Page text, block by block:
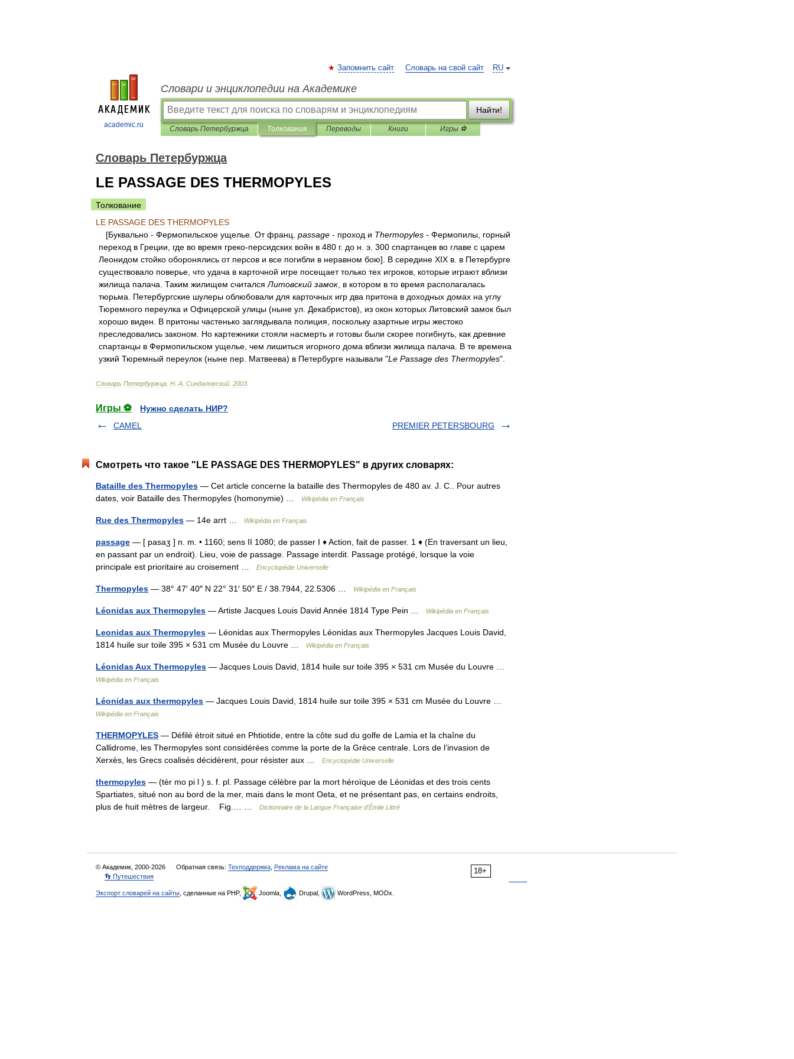
academic.ru
RU
Запомнить сайт Словарь на свой сайт
Словари и энциклопедии на Академике
Найти!
Словарь Петербуржца Толкования Переводы Книги Игры ⚽
Словарь Петербуржца
LE PASSAGE DES THERMOPYLES
Толкование
LE PASSAGE DES THERMOPYLES
[Буквально - Фермопильское ущелье От франц passage - проход и Thermopyles - Фермопилы горный
переход в Греции где во время греко-персидских войн в 480 г. до н э 300 спартанцев во главе с царем
Леонидом стойко оборонялись от персов и все погибли в неравном бою]. В середине XIX в в Петербурге
существовало поверье что удача в карточной игре посещает только тех игроков которые играют вблизи
жилища палача Таким жилищем считался Литовский замок в котором в то время располагалась
тюрьма
Петербургские шулеры облюбовали для карточных игр два притона в доходных домах на углу
Тюремного переулка и Офицерской улицы (ныне ул Декабристов), из окон которых Литовский замок был
хорошо виден В притоны частенько заглядывала полиция поскольку азартные игры жестоко
преследовались законом Но картежники стояли насмерть и готовы были скорее погибнуть как древние
спартанцы в Фермопильском ущелье чем лишиться игорного дома вблизи жилища палача В те времена
узкий Тюремный переулок (ныне пер Матвеева) в Петербурге называли "Le Passage des Thermopyles".
Словарь Петербуржца Н А Синдаловский 2003
Игры ⚽
Нужно сделать НИР?
CAMEL
PREMIER PETERSBOURG
Смотреть что такое "LE PASSAGE DES THERMOPYLES" в других словарях:
Bataille des Thermopyles — Cet article concerne la bataille des Thermopyles de 480 av. J. C.. Pour autres
dates, voir Bataille des Thermopyles (homonymie) …
Wikipédia en Français
Rue des Thermopyles — 14e arrt … Wikipédia en Français
passage — [ pasaʒ ] n. m. • 1160; sens II 1080; de passer I ♦ Action, fait de passer. 1 ♦ (En traversant un lieu,
en passant par un endroit). Lieu, voie de passage. Passage interdit. Passage protégé, lorsque la voie
principale est prioritaire au croisement …
Encyclopédie Universelle
Thermopyles — 38° 47′ 40″ N 22° 31′ 50″ E / 38.7944, 22.5306 … Wikipédia en Français
Léonidas aux Thermopyles — Artiste Jacques Louis David Année 1814 Type Pein … Wikipédia en Français
Leonidas aux Thermopyles — Léonidas aux Thermopyles Léonidas aux Thermopyles Jacques Louis David,
1814 huile sur toile 395 × 531 cm Musée du Louvre …
Wikipédia en Français
Léonidas Aux Thermopyles — Jacques Louis David, 1814 huile sur toile 395 × 531 cm Musée du Louvre …
Wikipédia en Français
Léonidas aux thermopyles — Jacques Louis David, 1814 huile sur toile 395 × 531 cm Musée du Louvre …
Wikipédia en Français
THERMOPYLES — Défilé étroit situé en Phtiotide, entre la côte sud du golfe de Lamia et la chaîne du
Callidrome, les Thermopyles sont considérées comme la porte de la Grèce centrale. Lors de l’invasion de
Xerxès, les Grecs coalisés décidèrent, pour résister aux …
Encyclopédie Universelle
thermopyles — (tèr mo pi l ) s. f. pl. Passage célèbre par la mort héroïque de Léonidas et des trois cents
Spartiates, situé non au bord de la mer, mais dans le mont Oeta, et ne présentant pas, en certains endroits,
plus de huit mètres de largeur. Fig.… …
Dictionnaire de la Langue Française d'Émile Littré
18+
© Академик, 2000-2026 Обратная связь: Техподдержка Реклама на сайте
👣 Путешествия
Экспорт словарей на сайты , сделанные на PHP, Joomla, Drupal, WordPress, MODx.